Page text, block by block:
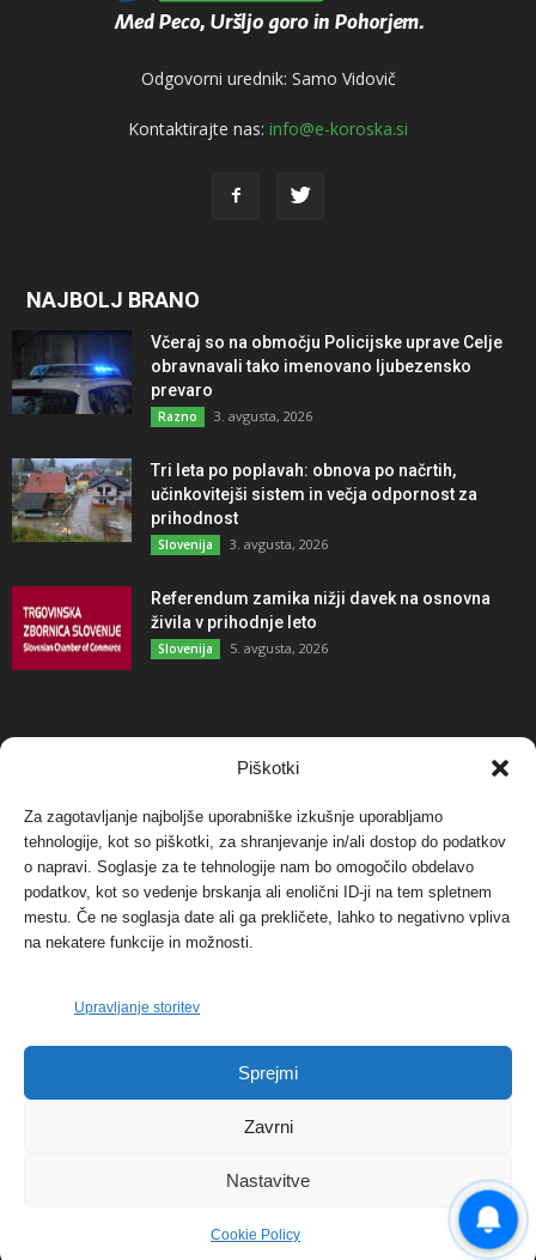
Piškotki
Za zagotavljanje najboljše uporabniške izkušnje uporabljamo
tehnologije, kot so piškotki, za shranjevanje in/ali dostop do podatkov
o napravi. Soglasje za te tehnologije nam bo omogočilo obdelavo
podatkov, kot so vedenje brskanja ali enolični ID-ji na tem spletnem
mestu. Če ne soglasja date ali ga prekličete, lahko to negativno vpliva
na nekatere funkcije in možnosti.
Upravljanje storitev
Sprejmi
Zavrni
Nastavitve
Cookie Policy
Odgovorni urednik: Samo Vidovič
Kontaktirajte nas: info@e-koroska.si
NAJBOLJ BRANO
Včeraj so na območju Policijske uprave Celje
obravnavali tako imenovano ljubezensko
prevaro
Razno 3. avgusta, 2026
Tri leta po poplavah: obnova po načrtih,
učinkovitejši sistem in večja odpornost za
prihodnost
Slovenija 3. avgusta, 2026
Referendum zamika nižji davek na osnovna
živila v prihodnje leto
Slovenija 5. avgusta, 2026
NAJBOLJ KOMENTIRANO
Protest proti vetrnim elektrarnam na Ojstrici, v
svetu pa vedno bolj...
Dogodki 12. maja, 2017
Tožilstvo v Celovcu v korist elektrarnam
Verbund
FOTO: Razstava cvetličarskega mojstra Andreja
Dogodki 27. novembra, 2017
© 2026 | eKoroška.si